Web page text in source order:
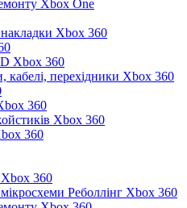
Xbox One
Xbox 360
Xbox 360
кабелі, перехідники Xbox 360
360
Xbox 360
360
Xbox 360
Реболлінг Xbox 360